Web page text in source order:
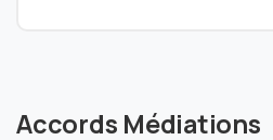
Accords Médiations